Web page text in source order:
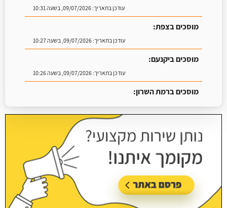
עודכן בתאריך:09/07/2026, בשעה 10:31
מוסכים בצפת:
עודכן בתאריך:09/07/2026, בשעה 10:27
מוסכים ביקנעם:
עודכן בתאריך:09/07/2026, בשעה 10:26
מוסכים ברמת השרון:
עודכן בתאריך:16/07/2026, בשעה 09:07